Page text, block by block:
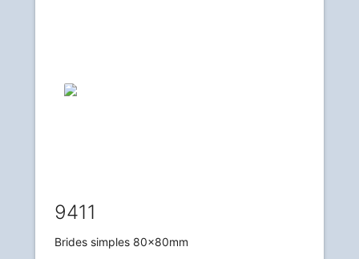
9411
Brides simples 80x80mm